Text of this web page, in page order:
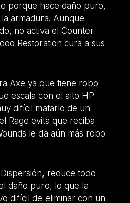
porque hace daño puro,
armadura. Aunque
no activa el Counter
Restoration cura a sus
Axe ya que tiene robo
escala con el alto HP
difícil matarlo de un
Rage evita que reciba
le da aún más robo
reduce todo
daño puro, lo que la
difícil de eliminar con un